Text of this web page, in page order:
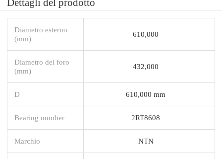
Diametro esterno
(mm)
610,000
Diametro del foro
(mm)
432,000
D 610,000 mm
Bearing number 2RT8608
Marchio NTN